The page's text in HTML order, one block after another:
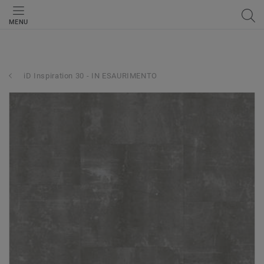
MENU
iD Inspiration 30 - IN ESAURIMENTO